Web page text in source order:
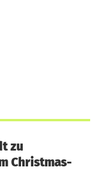
zu
Christmas-